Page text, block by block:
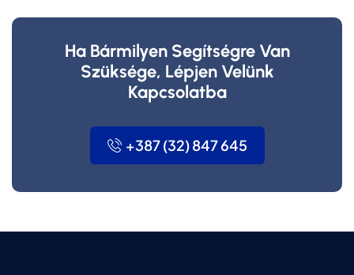
Ha Bármilyen Segítségre Van
Szüksége, Lépjen Velünk
Kapcsolatba
+387 (32) 847 645